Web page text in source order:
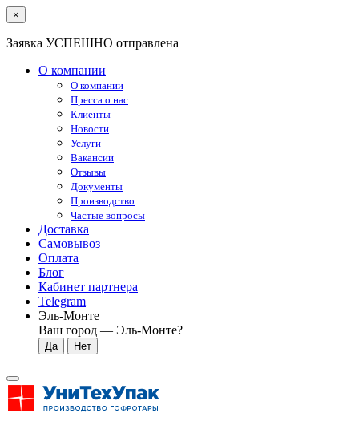
×
Заявка УСПЕШНО отправлена
О компании
О компании
Пресса о нас
Клиенты
Новости
Услуги
Вакансии
Отзывы
Документы
Производство
Частые вопросы
Доставка
Самовывоз
Оплата
Блог
Кабинет партнера
Telegram
Эль-Монте
Ваш город — Эль-Монте?